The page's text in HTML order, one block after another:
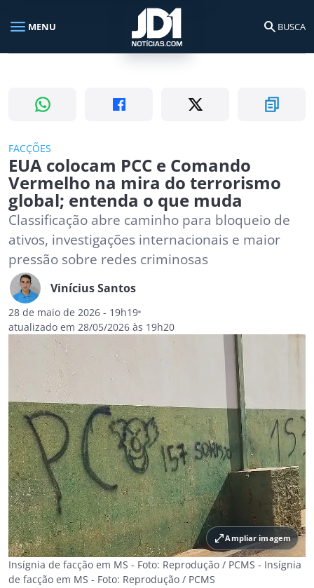
Busca no portal
menu MENU search BUSCA
FACÇÕES
EUA colocam PCC e Comando
Vermelho na mira do terrorismo
global; entenda o que muda
Classificação abre caminho para bloqueio de
ativos, investigações internacionais e maior
pressão sobre redes criminosas
Vinícius Santos
28 de maio de 2026 - 19h19
atualizado em 28/05/2026 às 19h20
open_in_fullAmpliar imagem
Insígnia de facção em MS - Foto: Reprodução / PCMS - Insígnia
de facção em MS - Foto: Reprodução / PCMS